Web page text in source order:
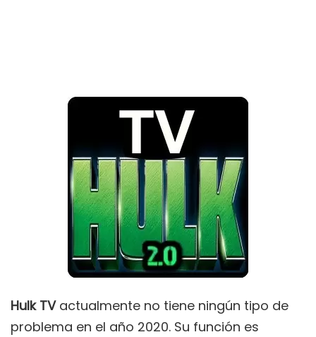
Hulk TVactualmente no tiene ningún tipo de
problema en el año 2020. Su función es